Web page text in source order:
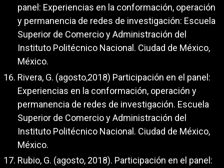
panel: Experiencias en la conformación, operación
y permanencia de redes de investigación: Escuela
Superior de Comercio y Administración del
Instituto Politécnico Nacional. Ciudad de México,
México.
Rivera, G. (agosto,2018) Participación en el panel:
Experiencias en la conformación, operación y
permanencia de redes de investigación. Escuela
Superior de Comercio y Administración del
Instituto Politécnico Nacional. Ciudad de México,
México.
Rubio, G. (agosto, 2018). Participación en el panel: